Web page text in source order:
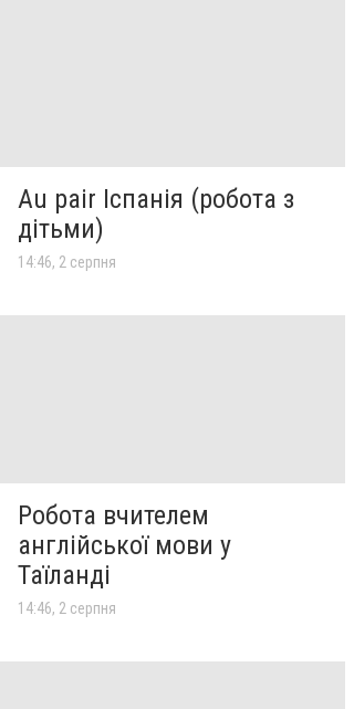
Au pair Іспанія (робота з
дітьми)
14:46, 2 серпня
Робота вчителем
англійської мови у
Таїланді
14:46, 2 серпня